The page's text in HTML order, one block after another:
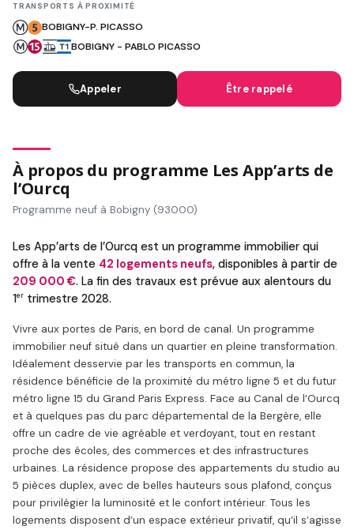
TRANSPORTS À PROXIMITÉ
BOBIGNY-P. PICASSO
BOBIGNY - PABLO PICASSO
Appeler Être rappelé
À propos du programme Les App’arts de
l’Ourcq
Programme neuf à Bobigny (93000)
Les App’arts de l’Ourcq est un programme immobilier qui
offre à la vente 42 logements neufs, disponibles à partir de
209 000 €. La fin des travaux est prévue aux alentours du
1er trimestre 2028.
Vivre aux portes de Paris, en bord de canal. Un programme
immobilier neuf situé dans un quartier en pleine transformation.
Idéalement desservie par les transports en commun, la
résidence bénéficie de la proximité du métro ligne 5 et du futur
métro ligne 15 du Grand Paris Express. Face au Canal de l’Ourcq
et à quelques pas du parc départemental de la Bergère, elle
offre un cadre de vie agréable et verdoyant, tout en restant
proche des écoles, des commerces et des infrastructures
urbaines. La résidence propose des appartements du studio au
5 pièces duplex, avec de belles hauteurs sous plafond, conçus
pour privilégier la luminosité et le confort intérieur. Tous les
logements disposent d’un espace extérieur privatif, qu’il s’agisse